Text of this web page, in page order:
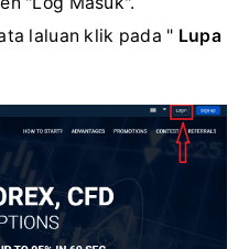
laluan klik pada " Lupa